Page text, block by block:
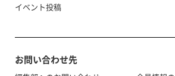
イベント投稿
お問い合わせ先